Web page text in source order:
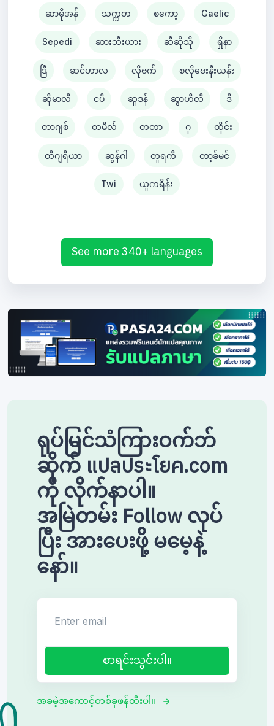
ဆာမိုအန် သက္ကတ စကော့ Gaelic
Sepedi ဆားဘီးယား ဆီဆိုသို ရှိုနာ
ဒြီ ဆင်ဟာလ လိုဗက် စလိုဗေးနီးယန်း
ဆိုမာလီ ငပိ ဆူဒန် ဆွာဟီလီ ဒိ
တာဂျစ် တမီလ် တတာ ဂု ထိုင်း
တီဂျရီယာ ဆွန်ဂါ တူရကီ တာ့ခ်မင်
Twi ယူကရိန်း
See more 340+ languages
ရုပ်မြင်သံကြားဝက်ဘ်
ဆိုက် แปลประโยค.com
ကို လိုက်နာပါ။
အမြဲတမ်း Follow လုပ်
ပြီး အားပေးဖို့ မမေ့နဲ့
နော်။
စာရင်းသွင်းပါ။
အခမဲ့အကောင့်တစ်ခုဖန်တီးပါ။